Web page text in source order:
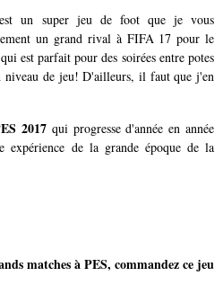
est un super jeu de foot que je vous
un grand rival à FIFA 17 pour le
est parfait pour des soirées entre potes
niveau de jeu!D'ailleurs, il faut que j'en
2017qui progresse d'année en année
expérience de la grande époque de la
matches à PES, commandez ce jeu